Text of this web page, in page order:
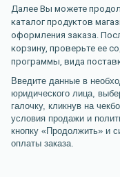
Зачем при заказе
электронно,
Что делать, если
ошибка в
Как приобрести
пределами
Оплата заказа
Далее Вы можете
каталог продуктов
оформления заказа.
корзину, проверьте ее
программы, вида
Введите данные в
юридического лица,
галочку, кликнув на
условия продажи и
кнопку «Продолжить» и
оплаты заказа.